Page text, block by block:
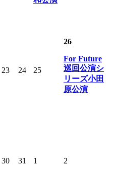
23 24 25
26
For Future
巡回公演シ
リーズ小田
原公演
30 31 1 2